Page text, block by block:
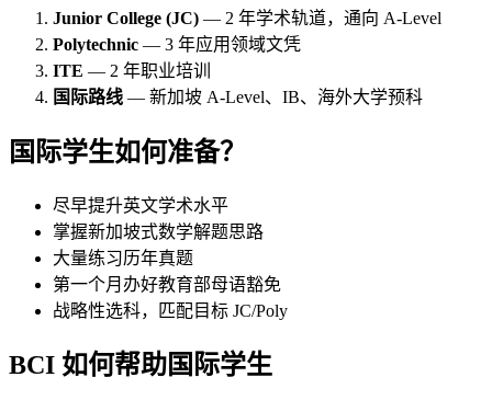
Junior College (JC) — 2 年学术轨道，通向 A-Level
Polytechnic — 3 年应用领域文凭
ITE — 2 年职业培训
国际路线 — 新加坡 A-Level、IB、海外大学预科
国际学生如何准备？
尽早提升英文学术水平
掌握新加坡式数学解题思路
大量练习历年真题
第一个月办好教育部母语豁免
战略性选科，匹配目标 JC/Poly
BCI 如何帮助国际学生